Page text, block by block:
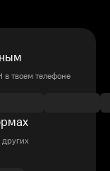
твоем телефоне